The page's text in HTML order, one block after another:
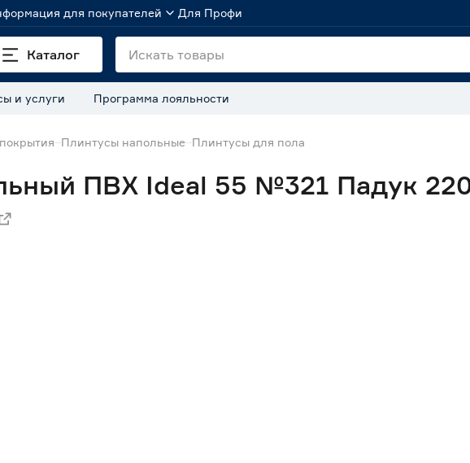
для покупателей Для Профи
Каталог
и услуги Программа лояльности
Плинтусы напольные Плинтусы для пола
ПВХ Ideal 55 №321 Падук